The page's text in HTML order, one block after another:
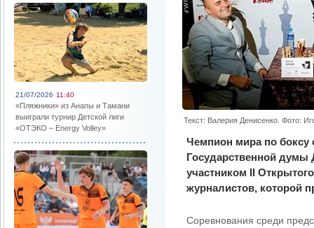
21/07/2026 11:40
«Пляжники» из Анапы и Тамани
выиграли турнир Детской лиги
«ОТЭКО – Energy Volley»
Текст: Валерия Денисенко. Фото:
Чемпион мира по боксу
Государственной думы
участником II
журналистов, которой
Соревнования среди